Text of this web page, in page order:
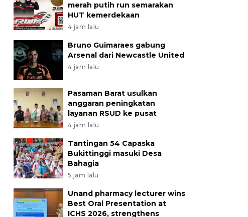
Foto udara sejumlah kendaraan besar mengantre mengisi
Buaya, Padang, Sumatera Barat, Selasa (19/5/2026).
Sumatera Bagian Utara (Sumbagut) memastikan
Padang dalam kondisi aman dan tetap tersedia di SPBU
masyarakat, termasuk kendaraan logistik dan angkutan
peningkatan antrean di sejumlah SPBU pada waktu
merah putih run semarakan
HUT kemerdekaan
4 jam lalu
Bruno Guimaraes gabung
Arsenal dari Newcastle United
4 jam lalu
Pasaman Barat usulkan
anggaran peningkatan
layanan RSUD ke pusat
4 jam lalu
Tantingan 54 Capaska
Bukittinggi masuki Desa
Bahagia
5 jam lalu
Unand pharmacy lecturer wins
Best Oral Presentation at
ICHS 2026, strengthens